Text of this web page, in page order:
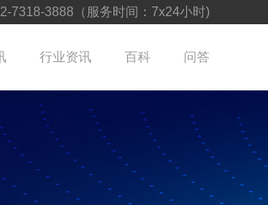
7318-3888（服务时间：7x24小时)
行业资讯 百科 问答